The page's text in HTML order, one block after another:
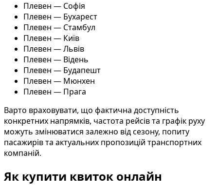
Плевен — Софія
Плевен — Бухарест
Плевен — Стамбул
Плевен — Київ
Плевен — Львів
Плевен — Відень
Плевен — Будапешт
Плевен — Мюнхен
Плевен — Прага
Варто враховувати, що фактична доступність
конкретних напрямків, частота рейсів та графік руху
можуть змінюватися залежно від сезону, попиту
пасажирів та актуальних пропозицій транспортних
компаній.
Як купити квиток онлайн